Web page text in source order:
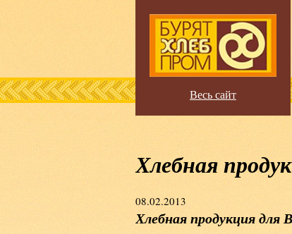
Весь сайт
Хлебная
08.02.2013
Хлебная продукция для